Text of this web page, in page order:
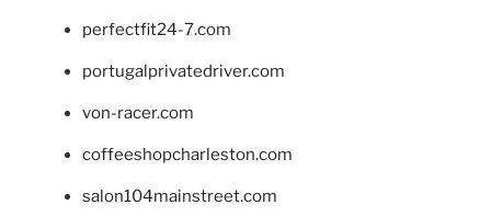
perfectfit24-7.com
portugalprivatedriver.com
von-racer.com
coffeeshopcharleston.com
salon104mainstreet.com